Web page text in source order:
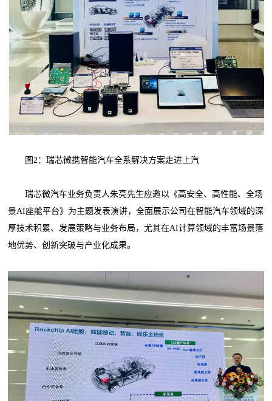
图2：瑞芯微携智能汽车全系解决方案走进上汽
瑞芯微汽车业务负责人朱亮先生应邀以《高安全、高性能、全场
景AI座舱平台》为主题发表演讲，全面展示公司在智能汽车领域的深
厚技术积累、发展策略与业务布局，尤其在AI计算领域的丰富场景落
地优势、创新突破与产业化成果。